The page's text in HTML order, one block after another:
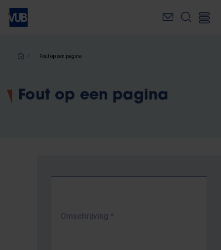
Overslaan
naar
inhoudKruimelpad
Fout op een pagina
Fout op een pagina
Omschrijving *